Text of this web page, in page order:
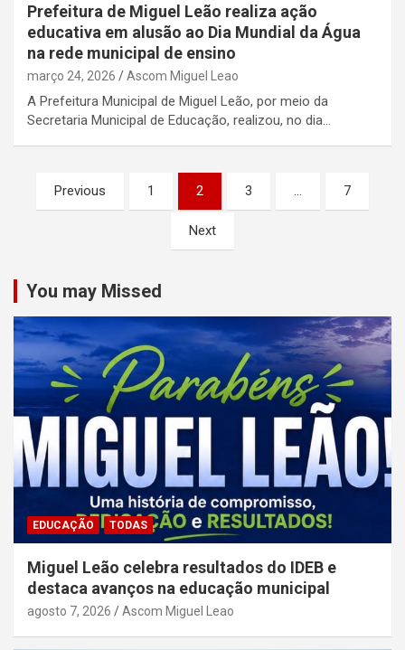
Prefeitura de Miguel Leão realiza ação
educativa em alusão ao Dia Mundial da Água
na rede municipal de ensino
março 24, 2026 Ascom Miguel Leao
A Prefeitura Municipal de Miguel Leão, por meio da
Secretaria Municipal de Educação, realizou, no dia…
Paginação
de
Previous 1 2 3 … 7
Next
You may Missed
EDUCAÇÃO TODAS
Miguel Leão celebra resultados do IDEB e
destaca avanços na educação municipal
agosto 7, 2026 Ascom Miguel Leao